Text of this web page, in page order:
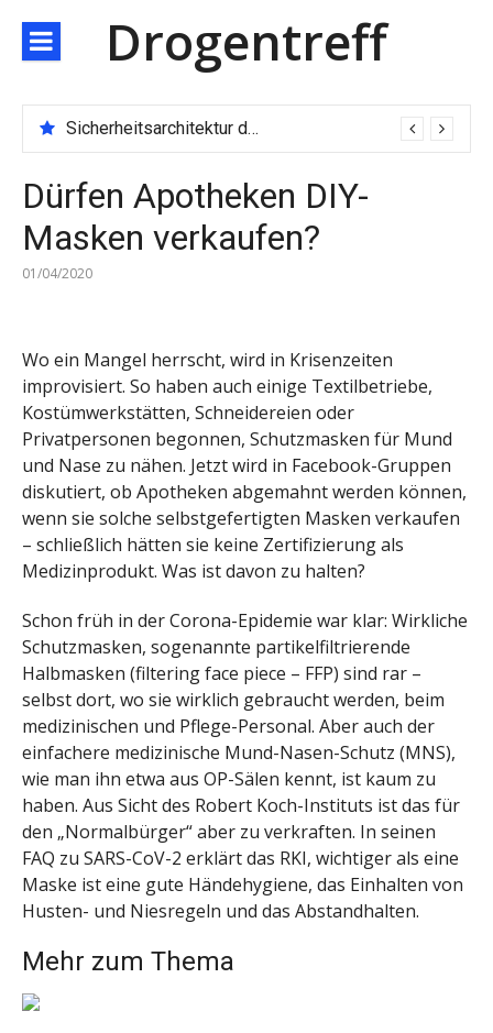
zum
Inhalt
Drogentreff
Sicherheitsarchitektur der nächsten Generation: JARXE kombiniert Multi-Wallet und MPC als Schutzschild für digitales Vertrauen
Dürfen Apotheken DIY-
Masken verkaufen?
01/04/2020
Wo ein Mangel herrscht, wird in Krisenzeiten
improvisiert. So haben auch einige Textilbetriebe,
Kostümwerkstätten, Schneidereien oder
Privatpersonen begonnen, Schutzmasken für Mund
und Nase zu nähen. Jetzt wird in Facebook-Gruppen
diskutiert, ob Apotheken abgemahnt werden können,
wenn sie solche selbstgefertigten Masken verkaufen
– schließlich hätten sie keine Zertifizierung als
Medizinprodukt. Was ist davon zu halten?
Schon früh in der Corona-Epidemie war klar: Wirkliche
Schutzmasken, sogenannte partikelfiltrierende
Halbmasken (filtering face piece – FFP) sind rar –
selbst dort, wo sie wirklich gebraucht werden, beim
medizinischen und Pflege-Personal. Aber auch der
einfachere medizinische Mund-Nasen-Schutz (MNS),
wie man ihn etwa aus OP-Sälen kennt, ist kaum zu
haben. Aus Sicht des Robert Koch-Instituts ist das für
den „Normalbürger“ aber zu verkraften. In seinen
FAQ zu SARS-CoV-2 erklärt das RKI, wichtiger als eine
Maske ist eine gute Händehygiene, das Einhalten von
Husten- und Niesregeln und das Abstandhalten.
Mehr zum Thema